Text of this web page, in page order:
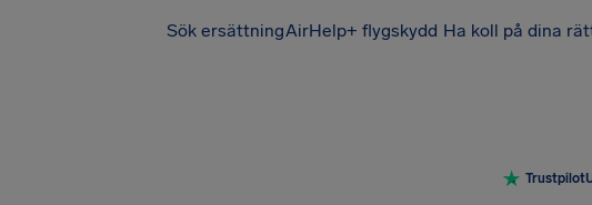
Sök ersättningAirHelp+ flygskydd Ha koll på dina
Trustpilot